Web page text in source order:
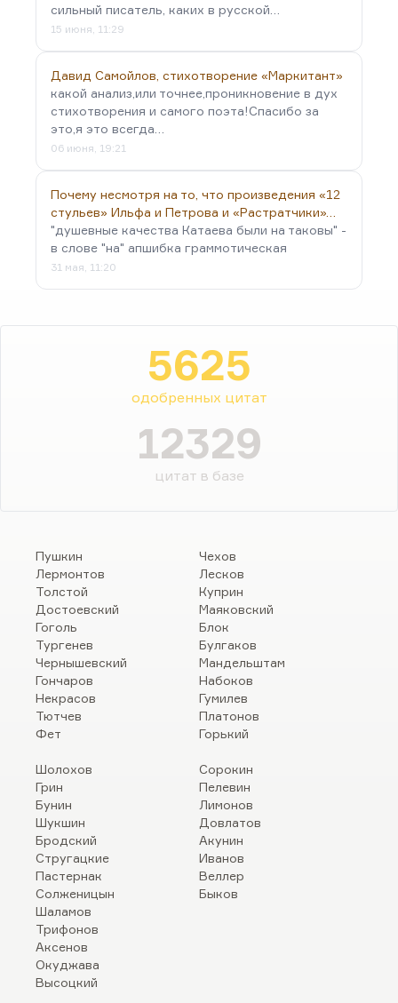
сильный писатель, каких в русской…
15 июня, 11:29
Давид Самойлов, стихотворение «Маркитант»
какой анализ,или точнее,проникновение в дух
стихотворения и самого поэта!Спасибо за
это,я это всегда…
06 июня, 19:21
Почему несмотря на то, что произведения «12
стульев» Ильфа и Петрова и «Растратчики»…
"душевные качества Катаева были на таковы" -
в слове "на" апшибка граммотическая
31 мая, 11:20
5625
одобренных цитат
12329
цитат в базе
Пушкин
Лермонтов
Толстой
Достоевский
Гоголь
Тургенев
Чернышевский
Гончаров
Некрасов
Тютчев
Фет
Чехов
Лесков
Куприн
Маяковский
Блок
Булгаков
Мандельштам
Набоков
Гумилев
Платонов
Горький
Шолохов
Грин
Бунин
Шукшин
Бродский
Стругацкие
Пастернак
Солженицын
Шаламов
Трифонов
Аксенов
Окуджава
Высоцкий
Сорокин
Пелевин
Лимонов
Довлатов
Акунин
Иванов
Веллер
Быков